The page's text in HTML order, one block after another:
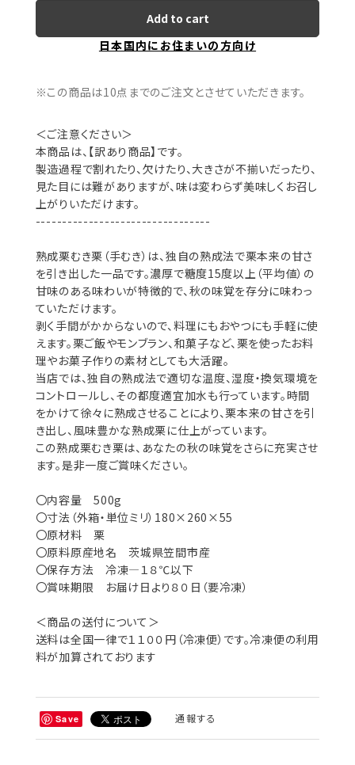
Add to cart
日本国内にお住まいの方向け
※この商品は10点までのご注文とさせていただきます。
＜ご注意ください＞
本商品は、【訳あり商品】です。
製造過程で割れたり、欠けたり、大きさが不揃いだったり、
見た目には難がありますが、味は変わらず美味しくお召し
上がりいただけます。
---------------------------------
熟成栗むき栗（手むき）は、独自の熟成法で栗本来の甘さ
を引き出した一品です。濃厚で糖度15度以上（平均値）の
甘味のある味わいが特徴的で、秋の味覚を存分に味わっ
ていただけます。
剥く手間がかからないので、料理にもおやつにも手軽に使
えます。栗ご飯やモンブラン、和菓子など、栗を使ったお料
理やお菓子作りの素材としても大活躍。
当店では、独自の熟成法で適切な温度、湿度・換気環境を
コントロールし、その都度適宜加水も行っています。時間
をかけて徐々に熟成させることにより、栗本来の甘さを引
き出し、風味豊かな熟成栗に仕上がっています。
この熟成栗むき栗は、あなたの秋の味覚をさらに充実させ
ます。是非一度ご賞味ください。
〇内容量 500g
〇寸法（外箱・単位ミリ）180×260×55
〇原材料 栗
〇原料原産地名 茨城県笠間市産
〇保存方法 冷凍―１８℃以下
〇賞味期限 お届け日より８０日（要冷凍）
＜商品の送付について＞
送料は全国一律で１１００円（冷凍便）です。冷凍便の利用
料が加算されております
Save 通報する